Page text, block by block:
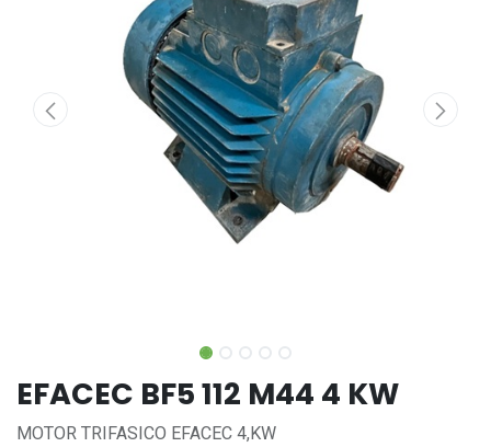
EFACEC BF5 112 M44 4 KW
MOTOR TRIFASICO EFACEC 4,KW